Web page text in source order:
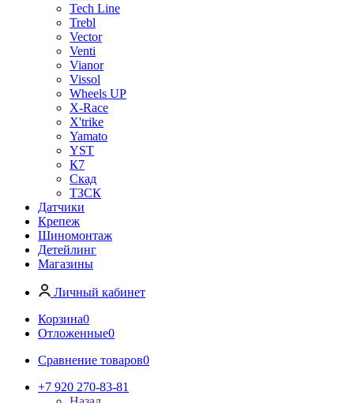
Tech Line
Trebl
Vector
Venti
Vianor
Vissol
Wheels UP
X-Race
X'trike
Yamato
YST
К7
Скад
ТЗСК
Датчики
Крепеж
Шиномонтаж
Детейлинг
Магазины
Личный кабинет
Корзина0
Отложенные0
Сравнение товаров0
+7 920 270-83-81